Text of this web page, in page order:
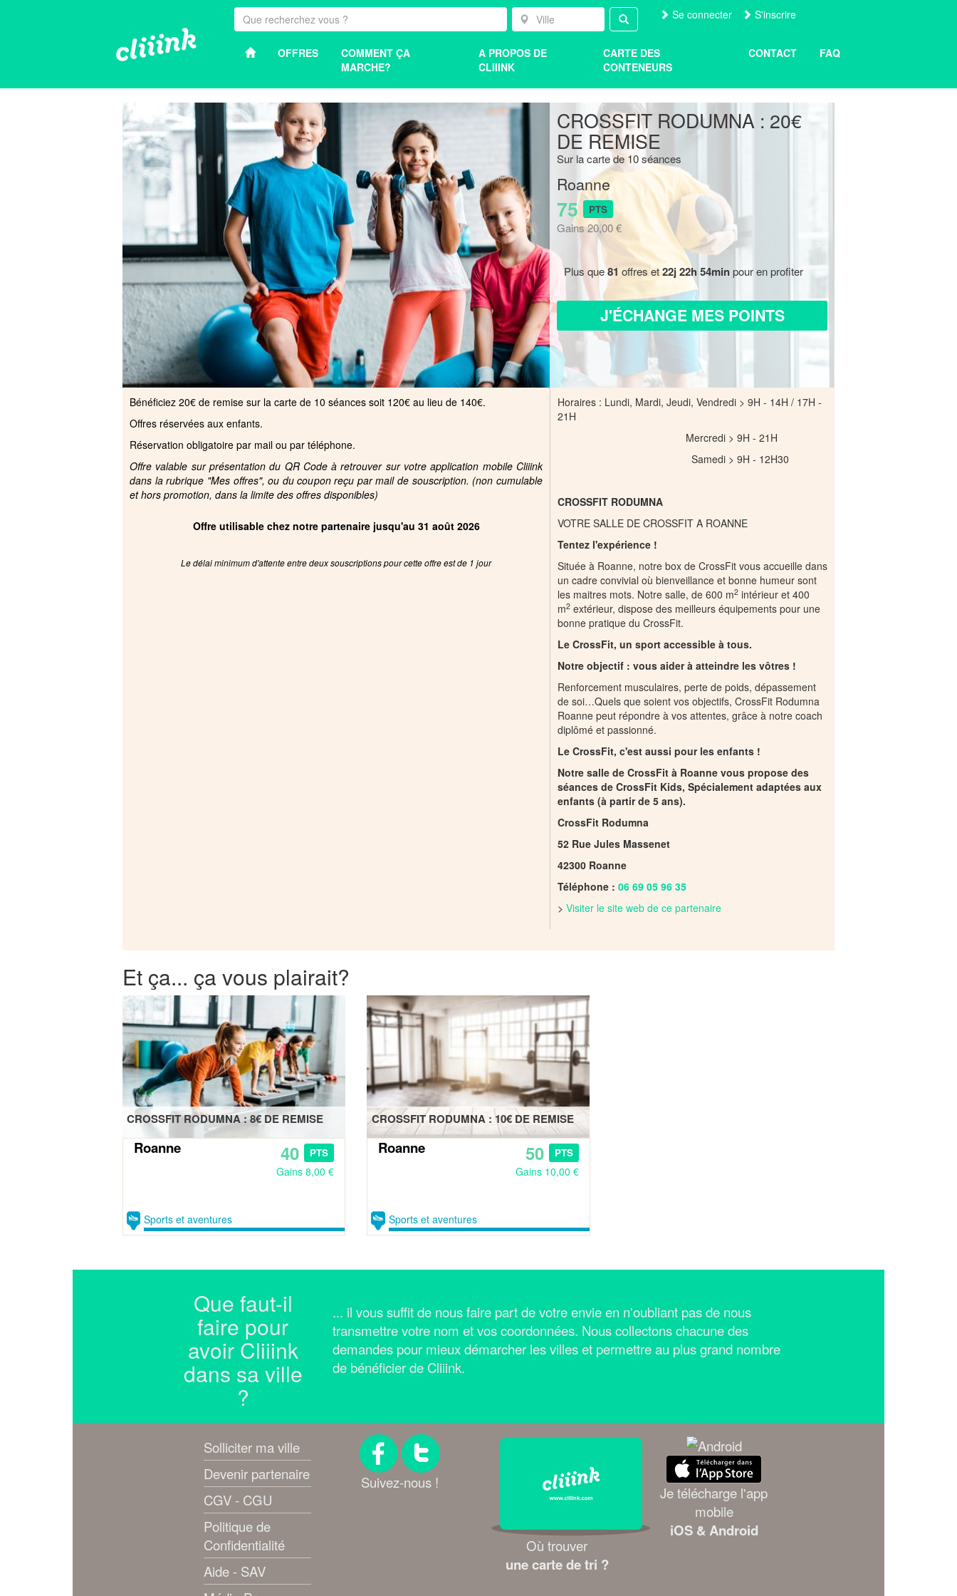
Se connecter S'inscrire
OFFRES
COMMENT ÇA
MARCHE?
A PROPOS DE
CLIIINK
CARTE DES
CONTENEURS
CONTACT FAQ
CROSSFIT RODUMNA : 20€
DE REMISE
Sur la carte de 10 séances
Roanne
75 PTS
Gains 20,00 €
Plus que81 offres et22j 22h 54minpour en profiter
J'ÉCHANGE MES POINTS
Bénéficiez 20€ de remise sur la carte de 10 séances soit 120€ au lieu de 140€.
Offres réservées aux enfants.
Réservation obligatoire par mail ou par téléphone.
Offre valable sur présentation du QR Code à retrouver sur votre application mobile Cliiink
dans la rubrique "Mes offres", ou du coupon reçu par mail de souscription. (non cumulable
et hors promotion, dans la limite des offres disponibles)
Offre utilisable chez notre partenaire jusqu'au 31 août 2026
Le délai minimum d'attente entre deux souscriptions pour cette offre est de 1 jour
Horaires : Lundi, Mardi, Jeudi, Vendredi > 9H - 14H / 17H -
21H
Mercredi > 9H - 21H
Samedi > 9H - 12H30
CROSSFIT RODUMNA
VOTRE SALLE DE CROSSFIT A ROANNE
Tentez l'expérience !
Située à Roanne, notre box de CrossFit vous accueille dans
un cadre convivial où bienveillance et bonne humeur sont
les maitres mots. Notre salle, de 600 m2 intérieur et 400
m2 extérieur, dispose des meilleurs équipements pour une
bonne pratique du CrossFit.
Le CrossFit, un sport accessible à tous.
Notre objectif : vous aider à atteindre les vôtres !
Renforcement musculaires, perte de poids, dépassement
de soi…Quels que soient vos objectifs, CrossFit Rodumna
Roanne peut répondre à vos attentes, grâce à notre coach
diplômé et passionné.
Le CrossFit, c'est aussi pour les enfants !
Notre salle de CrossFit à Roanne vous propose des
séances de CrossFit Kids, Spécialement adaptées aux
enfants (à partir de 5 ans).
CrossFit Rodumna
52 Rue Jules Massenet
42300 Roanne
Téléphone : 06 69 05 96 35
> Visiter le site web de ce partenaire
Et ça... ça vous plairait?
CROSSFIT RODUMNA : 8€ DE REMISE
Roanne 40 PTS
Gains 8,00 €
Sports et aventures
CROSSFIT RODUMNA : 10€ DE REMISE
Roanne 50 PTS
Gains 10,00 €
Sports et aventures
Que faut-il
faire pour
avoir Cliiink
dans sa ville
?
... il vous suffit de nous faire part de votre envie en n'oubliant pas de nous
transmettre votre nom et vos coordonnées. Nous collectons chacune des
demandes pour mieux démarcher les villes et permettre au plus grand nombre
de bénéficier de Cliiink.
Solliciter ma ville
Devenir partenaire
CGV - CGU
Politique de
Confidentialité
Aide - SAV
Suivez-nous !
Où trouver
une carte de tri ?
Je télécharge l'app
mobile
iOS & Android